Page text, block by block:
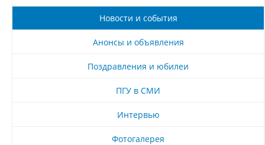
Новости и события
Анонсы и объявления
Поздравления и юбилеи
ПГУ в СМИ
Интервью
Фотогалерея